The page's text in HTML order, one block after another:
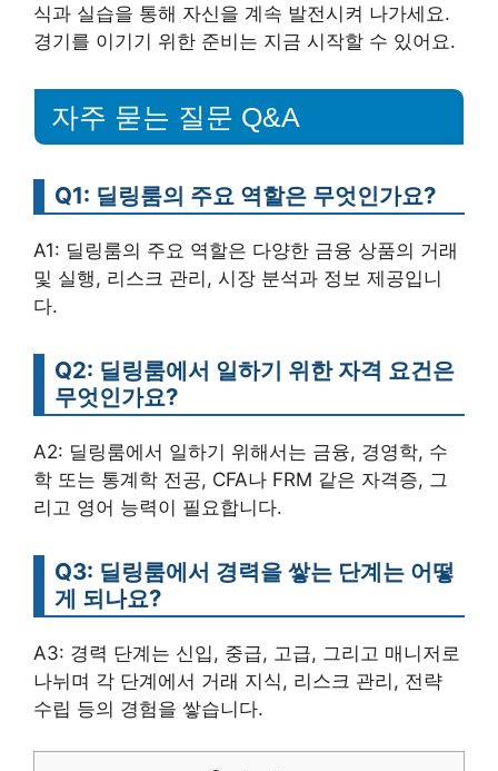
식과 실습을 통해 자신을 계속 발전시켜 나가세요.
경기를 이기기 위한 준비는 지금 시작할 수 있어요.
자주 묻는 질문 Q&A
Q1: 딜링룸의 주요 역할은 무엇인가요?
A1: 딜링룸의 주요 역할은 다양한 금융 상품의 거래
및 실행, 리스크 관리, 시장 분석과 정보 제공입니
다.
Q2: 딜링룸에서 일하기 위한 자격 요건은
무엇인가요?
A2: 딜링룸에서 일하기 위해서는 금융, 경영학, 수
학 또는 통계학 전공, CFA나 FRM 같은 자격증, 그
리고 영어 능력이 필요합니다.
Q3: 딜링룸에서 경력을 쌓는 단계는 어떻
게 되나요?
A3: 경력 단계는 신입, 중급, 고급, 그리고 매니저로
나뉘며 각 단계에서 거래 지식, 리스크 관리, 전략
수립 등의 경험을 쌓습니다.